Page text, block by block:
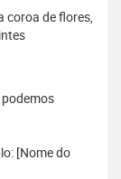
coroa de flores,
[Nome do